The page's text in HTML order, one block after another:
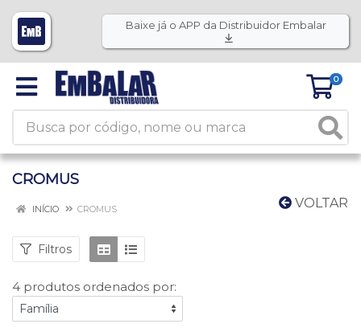
Baixe já o APP da Distribuidor Embalar
0
CROMUS
VOLTAR
INÍCIO CROMUS
Filtros
4 produtos ordenados por: